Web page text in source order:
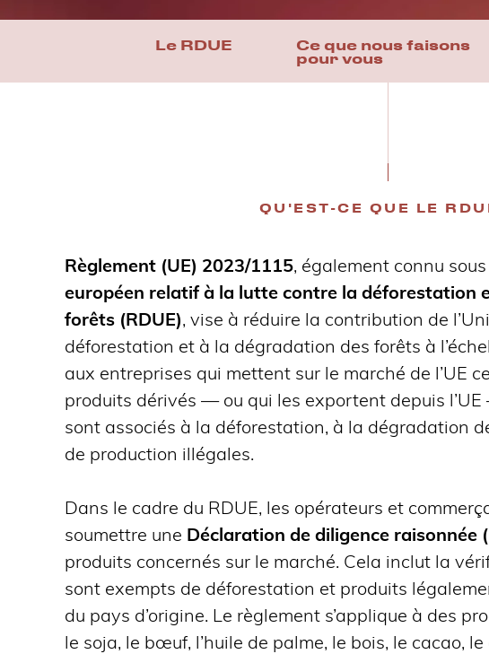
Le RDUE Ce que nous faisons
pour vous
QU'EST-CE QUE LE
Règlement (UE) 2023/1115, également connu
européen relatif à la lutte contre la déforestation
forêts (RDUE), vise à réduire la contribution de
déforestation et à la dégradation des forêts à
aux entreprises qui mettent sur le marché de l’UE
produits dérivés — ou qui les exportent depuis
sont associés à la déforestation, à la dégradation
de production illégales.
Dans le cadre du RDUE, les opérateurs et
soumettre une Déclaration de diligence raisonnée
produits concernés sur le marché. Cela inclut la
sont exempts de déforestation et produits
du pays d’origine. Le règlement s’applique à des
le soja, le bœuf, l’huile de palme, le bois, le cacao,